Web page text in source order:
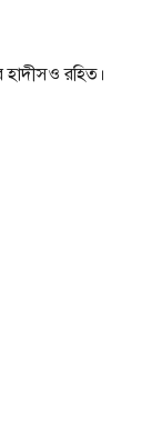
রহিত।